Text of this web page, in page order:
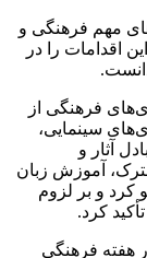
مهم فرهنگی و
اقدامات را در
فرهنگی از
سینمایی،
آثار و
آموزش زبان
کرد و بر لزوم
کرد.
هفته فرهنگی